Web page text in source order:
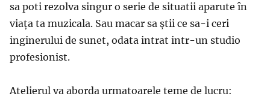
sa poti rezolva singur o serie de situatii aparute în
viaţa ta muzicala. Sau macar sa ştii ce sa-i ceri
inginerului de sunet, odata intrat intr-un studio
profesionist.
Atelierul va aborda urmatoarele teme de lucru: